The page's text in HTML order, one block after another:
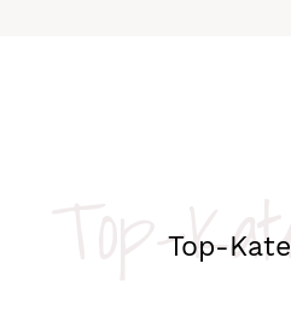
Top-
Top-